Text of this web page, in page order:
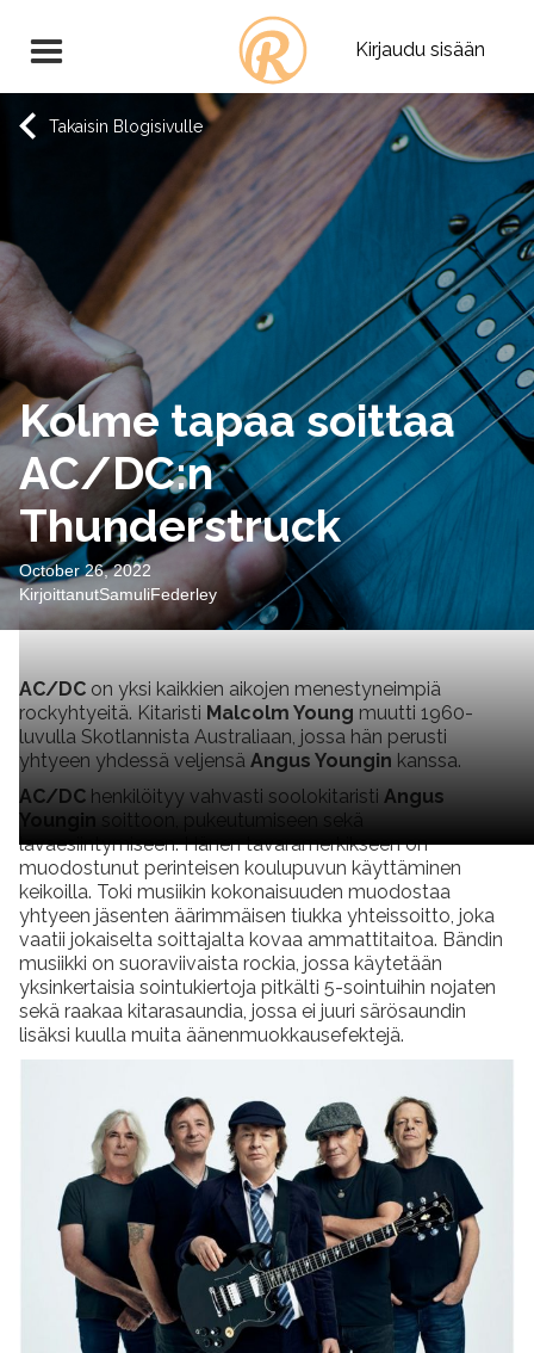
Kirjaudu sisään
Takaisin Blogisivulle
Kolme tapaa soittaa
AC/DC:n
Thunderstruck
October 26, 2022
KirjoittanutSamuliFederley
AC/DC on yksi kaikkien aikojen menestyneimpiä
rockyhtyeitä. Kitaristi Malcolm Young muutti 1960-
luvulla Skotlannista Australiaan, jossa hän perusti
yhtyeen yhdessä veljensä Angus Youngin kanssa.
AC/DC henkilöityy vahvasti soolokitaristi Angus
Youngin soittoon, pukeutumiseen sekä
lavaesiintymiseen. Hänen tavaramerkikseen on
muodostunut perinteisen koulupuvun käyttäminen
keikoilla. Toki musiikin kokonaisuuden muodostaa
yhtyeen jäsenten äärimmäisen tiukka yhteissoitto, joka
vaatii jokaiselta soittajalta kovaa ammattitaitoa. Bändin
musiikki on suoraviivaista rockia, jossa käytetään
yksinkertaisia sointukiertoja pitkälti 5-sointuihin nojaten
sekä raakaa kitarasaundia, jossa ei juuri särösaundin
lisäksi kuulla muita äänenmuokkausefektejä.